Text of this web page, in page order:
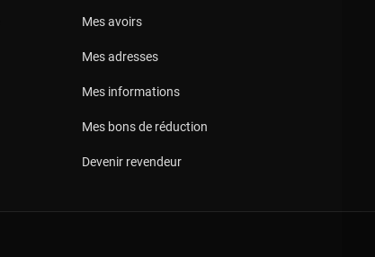
Mes avoirs
Mes adresses
Mes informations
Mes bons de réduction
Devenir revendeur